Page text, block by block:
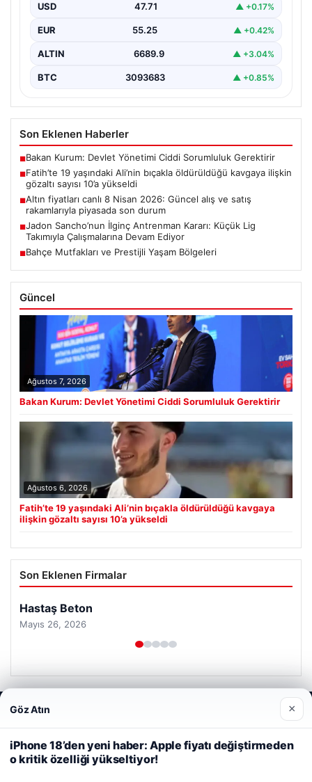
USD 47.71 ▲ +0.17%
EUR 55.25 ▲ +0.42%
ALTIN 6689.9 ▲ +3.04%
BTC 3093683 ▲ +0.85%
Son Eklenen Haberler
■Bakan Kurum: Devlet Yönetimi Ciddi Sorumluluk Gerektirir
■Fatih’te 19 yaşındaki Ali’nin bıçakla öldürüldüğü kavgaya ilişkin
gözaltı sayısı 10’a yükseldi
■Altın fiyatları canlı 8 Nisan 2026: Güncel alış ve satış
rakamlarıyla piyasada son durum
■Jadon Sancho’nun İlginç Antrenman Kararı: Küçük Lig
Takımıyla Çalışmalarına Devam Ediyor
■Bahçe Mutfakları ve Prestijli Yaşam Bölgeleri
Güncel
Ağustos 7, 2026
Bakan Kurum: Devlet Yönetimi Ciddi Sorumluluk Gerektirir
Ağustos 6, 2026
Fatih’te 19 yaşındaki Ali’nin bıçakla öldürüldüğü kavgaya
ilişkin gözaltı sayısı 10’a yükseldi
Son Eklenen Firmalar
Web sitemizi nasıl kullandığınızı daha iyi anlayabilmek,
deneyiminizi kişiselleştirmek ve geliştirmek amacıyla çerezler
kullanıyoruz. Çerez Politikamız
Reddet Kabul Et
Göz Atın ×
iPhone 18’den yeni haber: Apple fiyatı değiştirmeden
o kritik özelliği yükseltiyor!